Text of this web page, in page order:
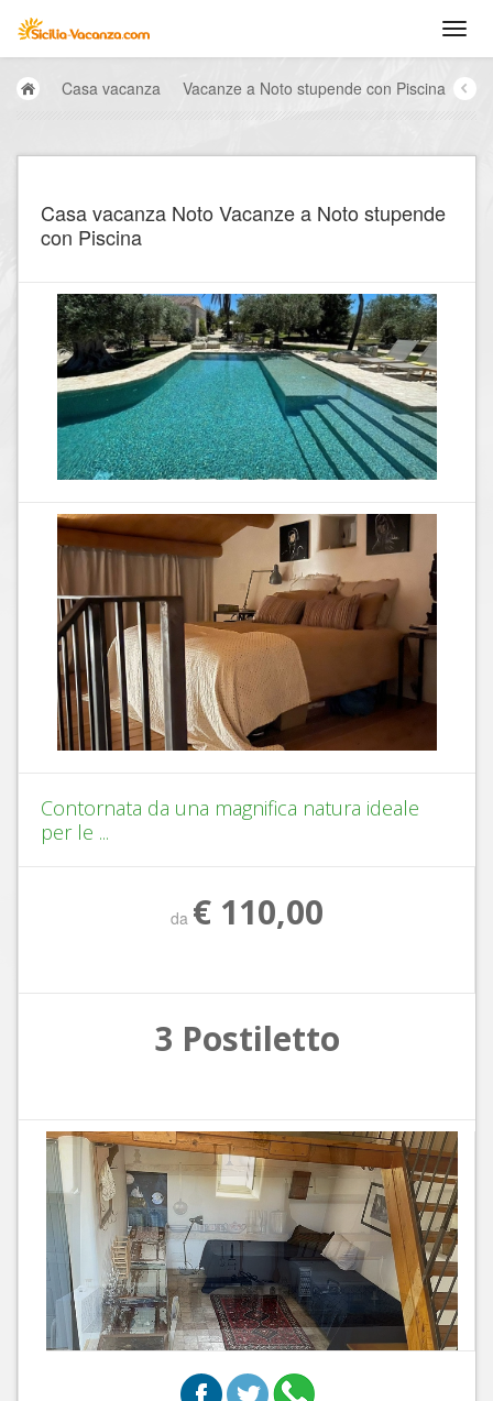
Casa vacanza Vacanze a Noto stupende con Piscina
Casa vacanza Noto Vacanze a Noto stupende
con Piscina
Contornata da una magnifica natura ideale
per le ...
da € 110,00
3 Postiletto